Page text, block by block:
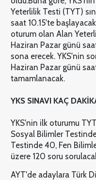
Yeterlilik Testi (TYT)
saat 10.15'te
oturum olan Alan
Haziran Pazar günü
sona erecek. YKS'nin
Haziran Pazar günü
tamamlanacak.
YKS SINAVI KAÇ
YKS'nin ilk oturumu
Sosyal Bilimler
Testinde 40, Fen
üzere 120 soru
AYT'de adaylara Türk